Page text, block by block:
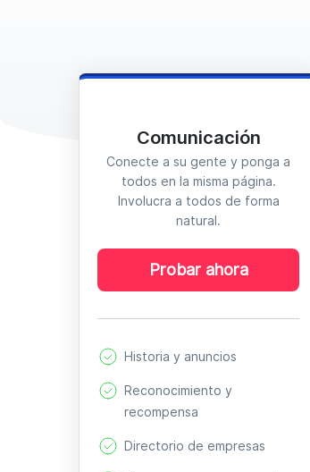
Comunicación
Conecte a su gente y ponga a
todos en la misma página.
Involucra a todos de forma
natural.
Probar ahora
Historia y anuncios
Reconocimiento y
recompensa
Directorio de empresas